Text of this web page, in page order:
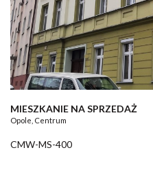
MIESZKANIE NA SPRZEDAŻ
Opole, Centrum
CMW-MS-400